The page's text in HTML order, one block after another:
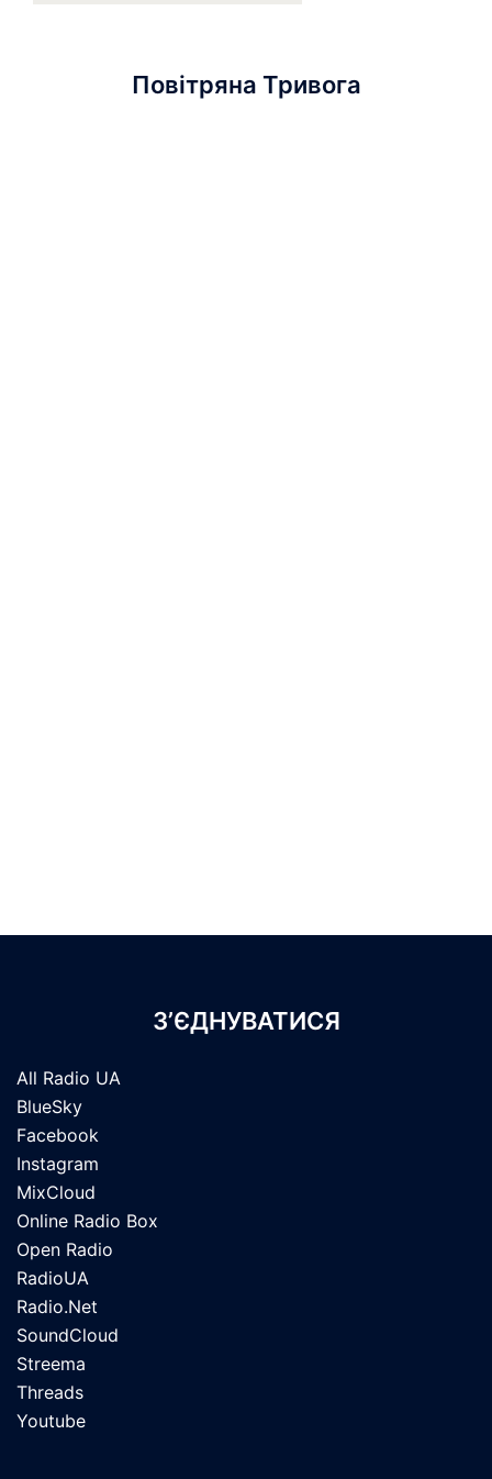
Повітряна Тривога
З’ЄДНУВАТИСЯ
All Radio UA
BlueSky
Facebook
Instagram
MixCloud
Online Radio Box
Open Radio
RadioUA
Radio.Net
SoundCloud
Streema
Threads
Youtube